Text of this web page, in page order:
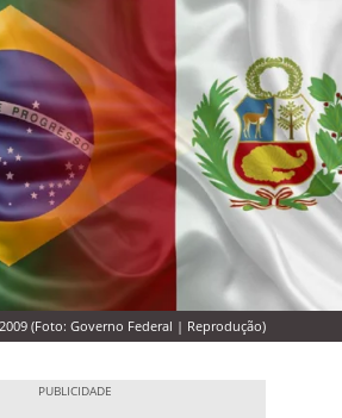
(Foto: Governo Federal | Reprodução)